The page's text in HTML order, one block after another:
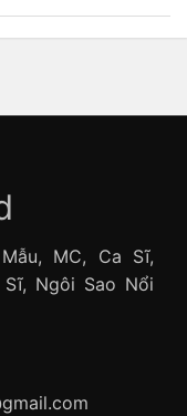
MC, Ca Sĩ,
Sĩ, Ngôi Sao Nổi